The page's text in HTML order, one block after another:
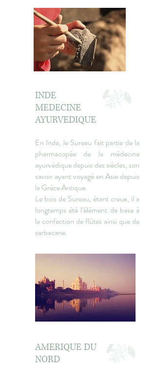
INDE
MEDECINE
AYURVEDIQUE
En Inde, le Sureau fait partie de la
pharmacopée de la médecine
ayurvédique depuis des siècles, son
savoir ayant voyagé en Asie depuis
la Grèce Antique.
Le bois de Sureau, étant creux, il a
longtemps été l’élément de base à
la confection de flûtes ainsi que de
sarbacane.
AMERIQUE DU
NORD